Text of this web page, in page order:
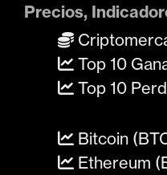
Precios,
Top 10
Top 10
Bitcoin
Ethereum